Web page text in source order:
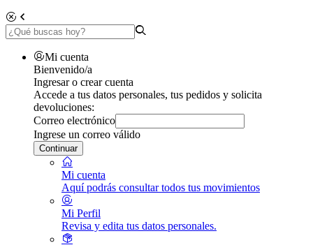
Mi cuenta
Bienvenido/a
Ingresar o crear cuenta
Accede a tus datos personales, tus pedidos y solicita
devoluciones:
Correo electrónico
Ingrese un correo válido
Continuar
Mi cuenta
Aquí podrás consultar todos tus movimientos
Mi Perfil
Revisa y edita tus datos personales.